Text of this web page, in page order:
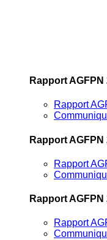
Rapport AGFPN
Rapport
Rapport AGFPN
Rapport
Rapport AGFPN
Rapport